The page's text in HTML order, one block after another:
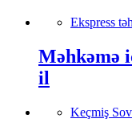
Ekspress
Məhkəmə
il
Keçmiş